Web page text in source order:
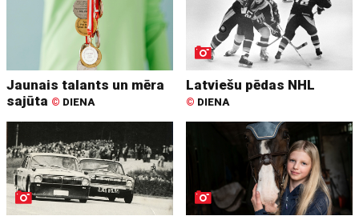
Jaunais talants un mēra
sajūta © DIENA
Latviešu pēdas NHL
© DIENA